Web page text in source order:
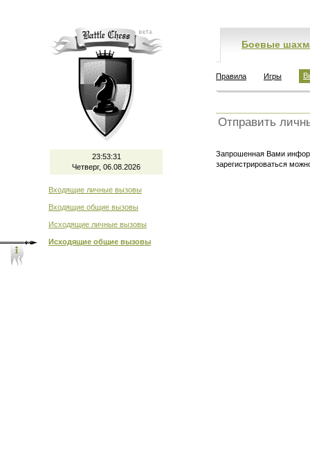
23:53:31
Четверг, 06.08.2026
Входящие личные вызовы
Входящие общие вызовы
Исходящие личные вызовы
Исходящие общие вызовы
Боевые
Правила Игры
Отправить
Запрошенная Вами
зарегистрироваться